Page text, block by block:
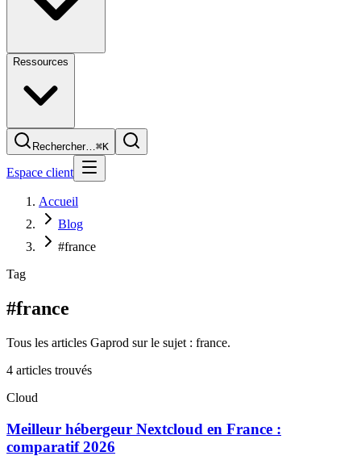
Ressources
Rechercher…⌘K
Espace client
Accueil
Blog
#france
Tag
#france
Tous les articles Gaprod sur le sujet : france.
4 articles trouvés
Cloud
Meilleur hébergeur Nextcloud en France :
comparatif 2026